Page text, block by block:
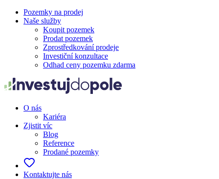
Pozemky na prodej
Naše služby
Koupit pozemek
Prodat pozemek
Zprostředkování prodeje
Investiční konzultace
Odhad ceny pozemku zdarma
O nás
Kariéra
Zjistit víc
Blog
Reference
Prodané pozemky
Kontaktujte nás